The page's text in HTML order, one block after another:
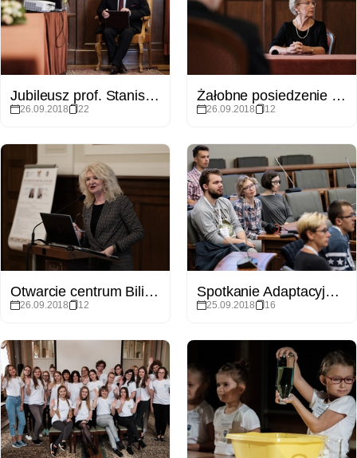
Jubileusz prof. Stanisława Dylaka
26.09.2018 22
Żałobne posiedzenie Senatu pamięci zmarłej prof. Teresy Rabskiej
26.09.2018 12
Otwarcie centrum Bilingualism Matters
26.09.2018 12
Spotkanie Adaptacyjne dla Studentów Pierwszego Roku z niepełnosprawnościami
25.09.2018 16